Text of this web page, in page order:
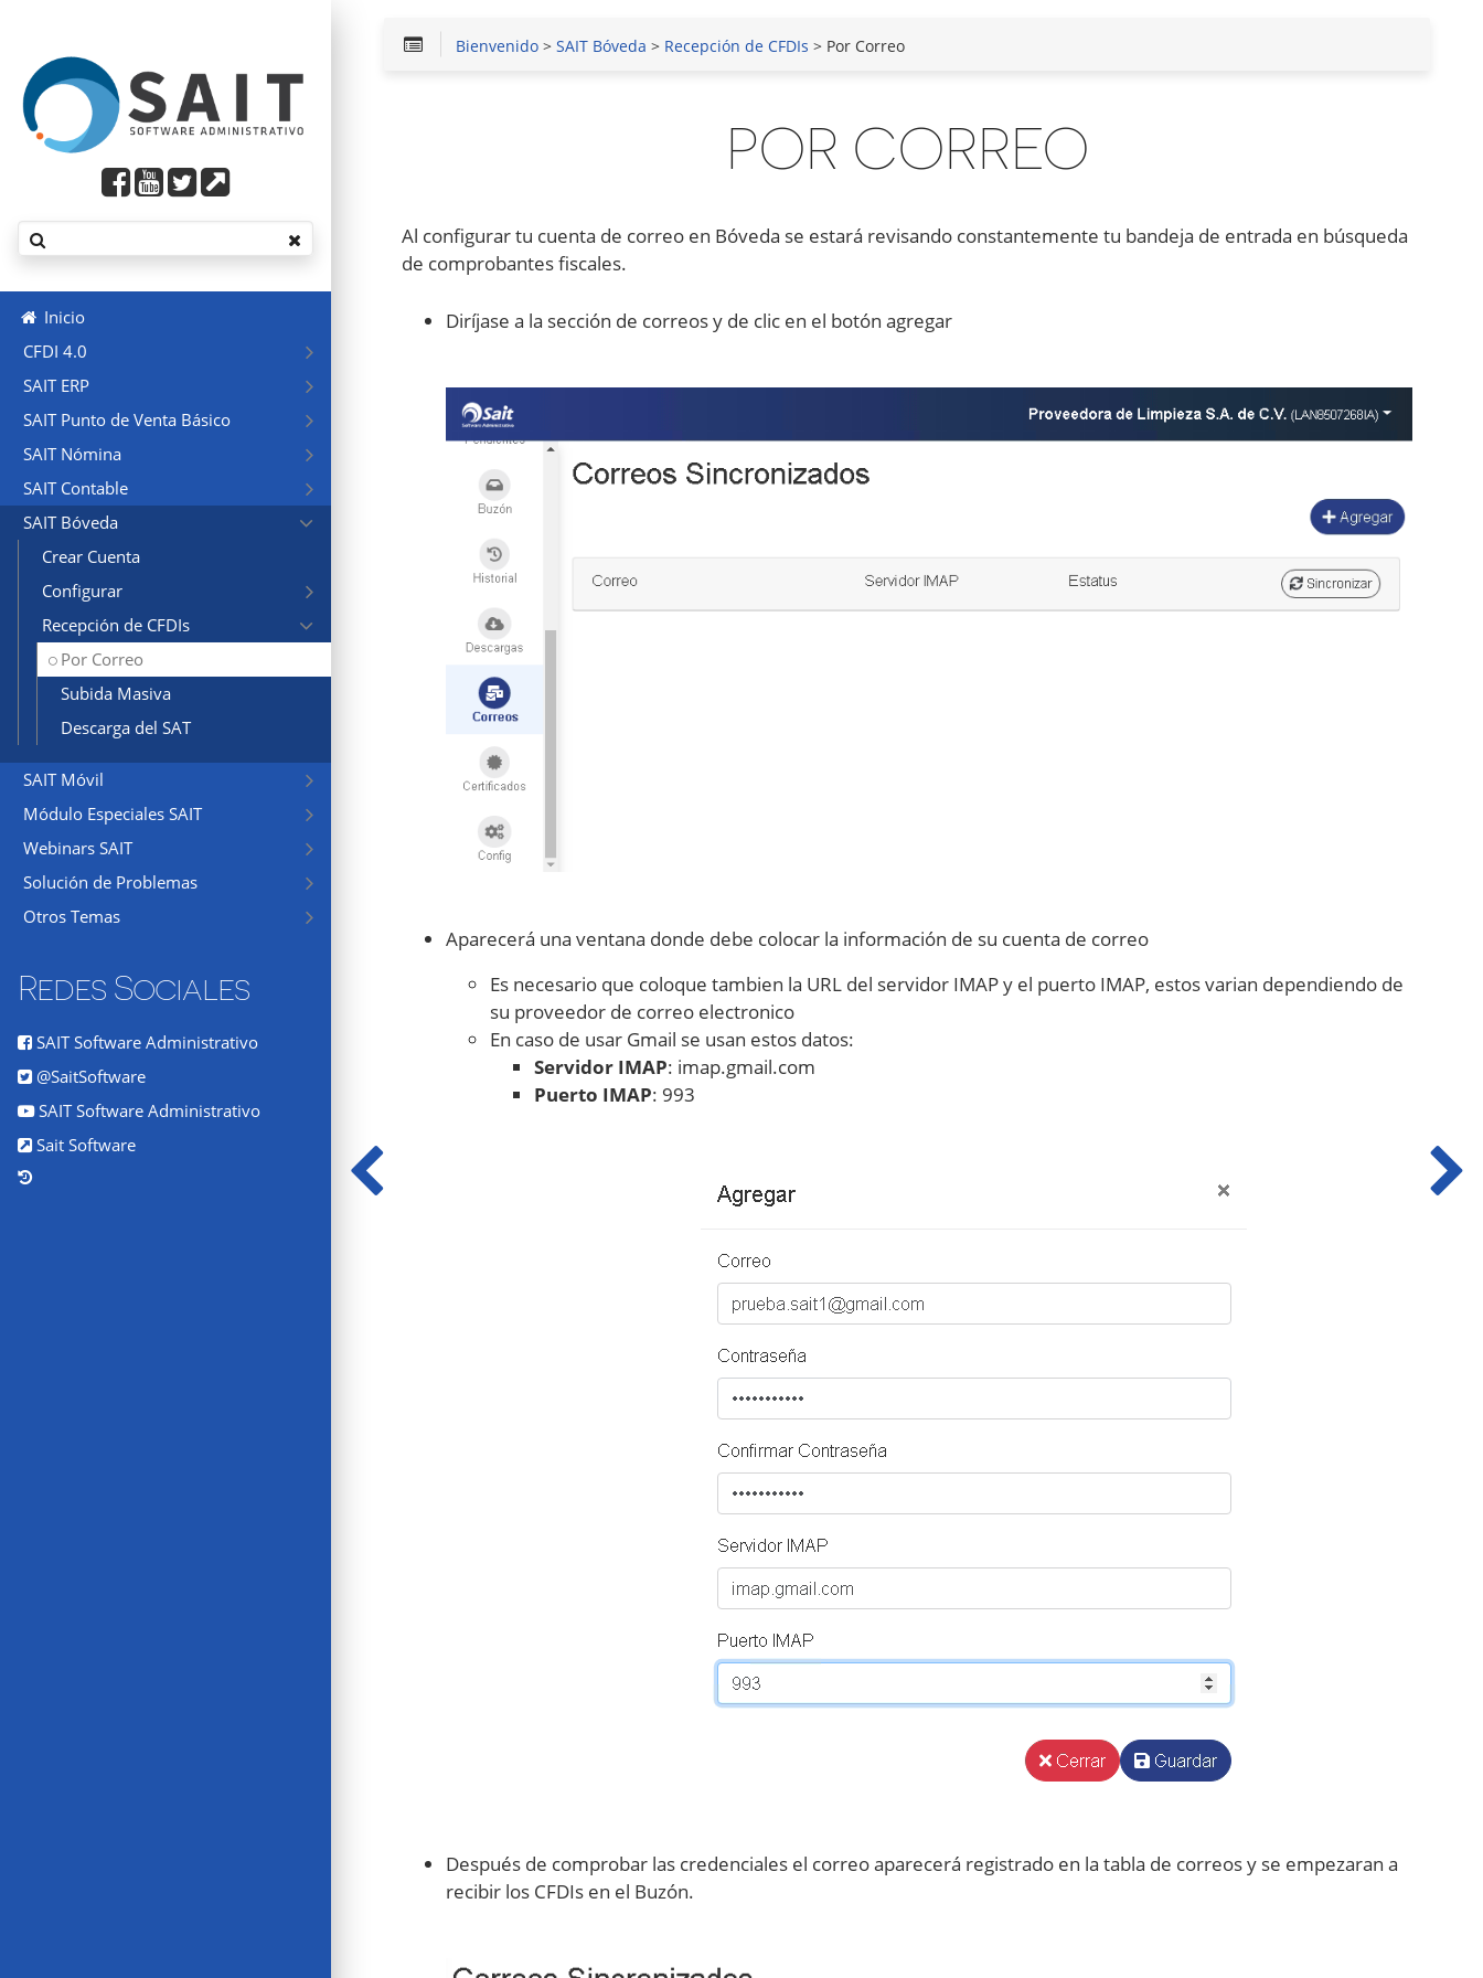
Inicio
CFDI 4.0
SAIT ERP
SAIT Punto de Venta Básico
SAIT Nómina
SAIT Contable
SAIT Bóveda
Crear Cuenta
Configurar
Recepción de CFDIs
Por Correo
Subida Masiva
Descarga del SAT
SAIT Móvil
Módulo Especiales SAIT
Webinars SAIT
Solución de Problemas
Otros Temas
Redes Sociales
SAIT Software Administrativo
@SaitSoftware
SAIT Software Administrativo
Sait Software
Bienvenido >SAIT Bóveda > Recepción de CFDIs > Por Correo
POR CORREO
Al configurar tu cuenta de correo en Bóveda se estará revisando constantemente tu bandeja de entrada en búsqueda
de comprobantes fiscales.
Diríjase a la sección de correos y de clic en el botón agregar
Aparecerá una ventana donde debe colocar la información de su cuenta de correo
Es necesario que coloque tambien la URL del servidor IMAP y el puerto IMAP, estos varian dependiendo de
su proveedor de correo electronico
En caso de usar Gmail se usan estos datos:
Servidor IMAP: imap.gmail.com
Puerto IMAP: 993
Después de comprobar las credenciales el correo aparecerá registrado en la tabla de correos y se empezaran a
recibir los CFDIs en el Buzón.